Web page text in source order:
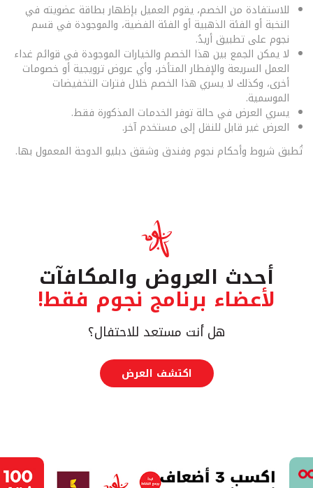
للاستفادة من الخصم، يقوم العميل بإظهار بطاقة عضويته في
النخبة أو الفئة الذهبية أو الفئة الفضية، والموجودة في قسم
نجوم على تطبيق أريدُ.
لا يمكن الجمع بين هذا الخصم والخيارات الموجودة في قوائم غداء
العمل السريعة والإفطار المتأخر، وأي عروض ترويجية أو خصومات
أخرى، وكذلك لا يسري هذا الخصم خلال فترات التخفيضات
الموسمية.
يسري العرض في حالة توفر الخدمات المذكورة فقط.
العرض غير قابل للنقل إلى مستخدم آخر.
تُطبق شروط وأحكام نجوم وفندق وشقق دبليو الدوحة المعمول بها.
أحدث العروض والمكافآت
لأعضاء برنامج نجوم فقط!
هل أنت مستعد للاحتفال؟
اكتشف العرض